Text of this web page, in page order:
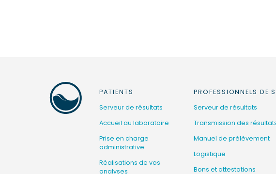
PATIENTS
Serveur de résultats
Accueil au laboratoire
Prise en charge
administrative
Réalisations de vos
analyses
PROFESSIONNELS DE
Serveur de résultats
Transmission des
Manuel de prélèvement
Logistique
Bons et attestations